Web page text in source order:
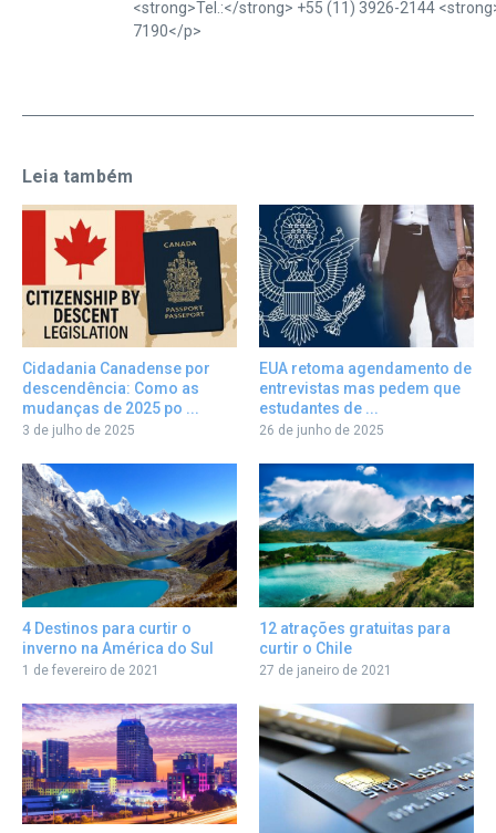
<strong>Tel.:</strong> +55 (11) 3926-2144
7190</p>
Leia também
Cidadania Canadense por
descendência: Como as
mudanças de 2025 po ...
3 de julho de 2025
EUA retoma agendamento de
entrevistas mas pedem que
estudantes de ...
26 de junho de 2025
4 Destinos para curtir o
inverno na América do Sul
1 de fevereiro de 2021
12 atrações gratuitas para
curtir o Chile
27 de janeiro de 2021